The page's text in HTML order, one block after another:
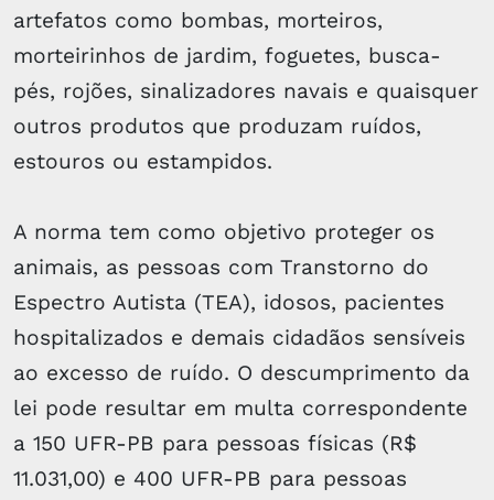
artefatos como bombas, morteiros,
morteirinhos de jardim, foguetes, busca-
pés, rojões, sinalizadores navais e quaisquer
outros produtos que produzam ruídos,
estouros ou estampidos.
A norma tem como objetivo proteger os
animais, as pessoas com Transtorno do
Espectro Autista (TEA), idosos, pacientes
hospitalizados e demais cidadãos sensíveis
ao excesso de ruído. O descumprimento da
lei pode resultar em multa correspondente
a 150 UFR-PB para pessoas físicas (R$
11.031,00) e 400 UFR-PB para pessoas